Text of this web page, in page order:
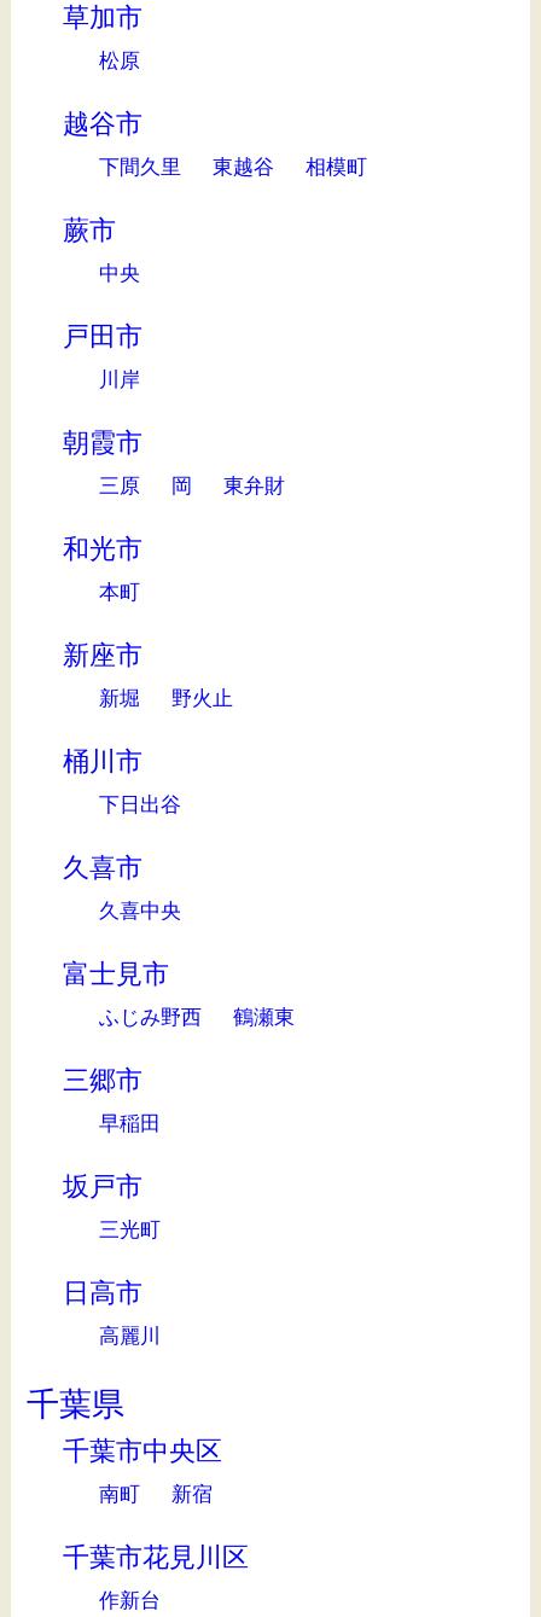
草加市
松原
越谷市
下間久里 東越谷 相模町
蕨市
中央
戸田市
川岸
朝霞市
三原 岡 東弁財
和光市
本町
新座市
新堀 野火止
桶川市
下日出谷
久喜市
久喜中央
富士見市
ふじみ野西 鶴瀬東
三郷市
早稲田
坂戸市
三光町
日高市
高麗川
千葉県
千葉市中央区
南町 新宿
千葉市花見川区
作新台